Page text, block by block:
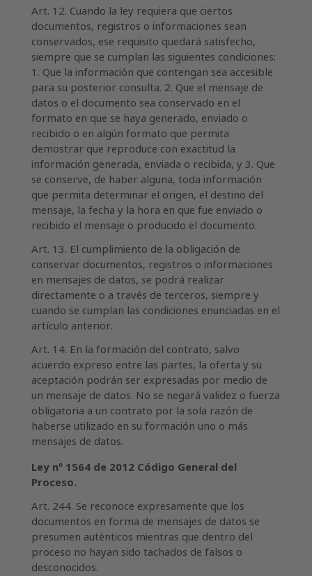
Art. 12. Cuando la ley requiera que ciertos
documentos, registros o informaciones sean
conservados, ese requisito quedará satisfecho,
siempre que se cumplan las siguientes condiciones:
1. Que la información que contengan sea accesible
para su posterior consulta. 2. Que el mensaje de
datos o el documento sea conservado en el
formato en que se haya generado, enviado o
recibido o en algún formato que permita
demostrar que reproduce con exactitud la
información generada, enviada o recibida, y 3. Que
se conserve, de haber alguna, toda información
que permita determinar el origen, el destino del
mensaje, la fecha y la hora en que fue enviado o
recibido el mensaje o producido el documento.
Art. 13. El cumplimiento de la obligación de
conservar documentos, registros o informaciones
en mensajes de datos, se podrá realizar
directamente o a través de terceros, siempre y
cuando se cumplan las condiciones enunciadas en el
artículo anterior.
Art. 14. En la formación del contrato, salvo
acuerdo expreso entre las partes, la oferta y su
aceptación podrán ser expresadas por medio de
un mensaje de datos. No se negará validez o fuerza
obligatoria a un contrato por la sola razón de
haberse utilizado en su formación uno o más
mensajes de datos.
Ley nº 1564 de 2012 Código General del
Proceso.
Art. 244. Se reconoce expresamente que los
documentos en forma de mensajes de datos se
presumen auténticos mientras que dentro del
proceso no hayan sido tachados de falsos o
desconocidos.